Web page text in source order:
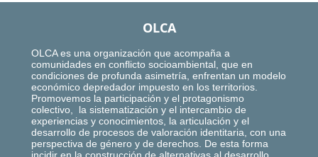
OLCA
OLCA es una organización que acompaña a
comunidades en conflicto socioambiental, que en
condiciones de profunda asimetría, enfrentan un modelo
económico depredador impuesto en los territorios.
Promovemos la participación y el protagonismo
colectivo, la sistematización y el intercambio de
experiencias y conocimientos, la articulación y el
desarrollo de procesos de valoración identitaria, con una
perspectiva de género y de derechos. De esta forma